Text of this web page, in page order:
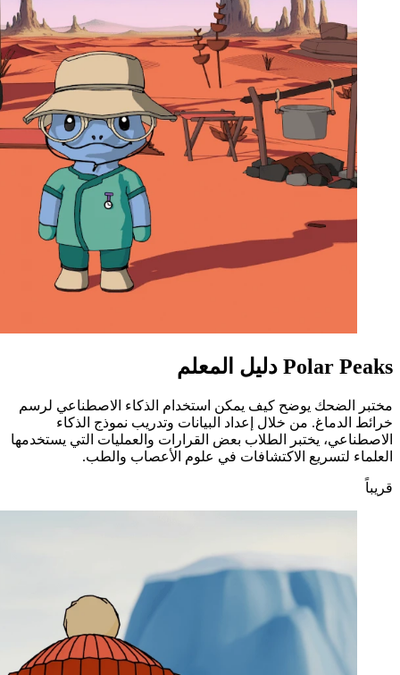
Polar Peaks دليل المعلم
مختبر الضحك يوضح كيف يمكن استخدام الذكاء الاصطناعي لرسم
خرائط الدماغ. من خلال إعداد البيانات وتدريب نموذج الذكاء
الاصطناعي، يختبر الطلاب بعض القرارات والعمليات التي يستخدمها
العلماء لتسريع الاكتشافات في علوم الأعصاب والطب.
قريباً